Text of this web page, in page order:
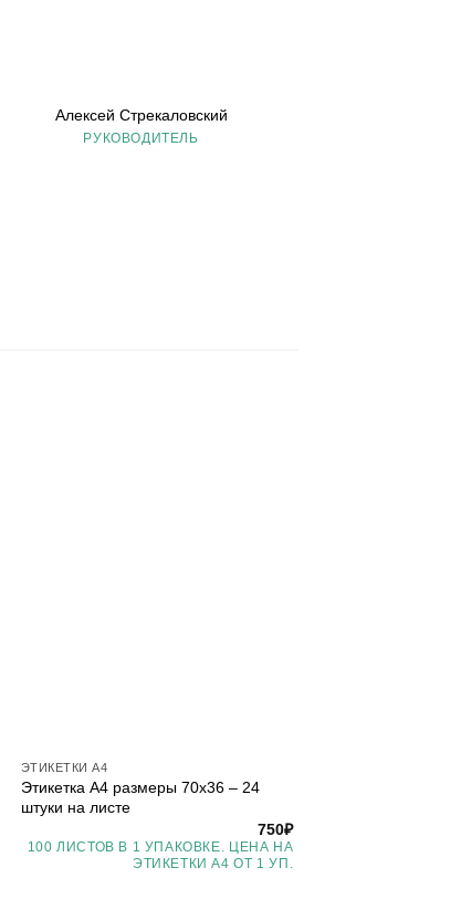
Алексей Стрекаловский
РУКОВОДИТЕЛЬ
ЭТИКЕТКИ А4
Этикетка А4 размеры 70х36 – 24
штуки на листе
750₽
100 ЛИСТОВ В 1 УПАКОВКЕ. ЦЕНА НА
ЭТИКЕТКИ А4 ОТ 1 УП.